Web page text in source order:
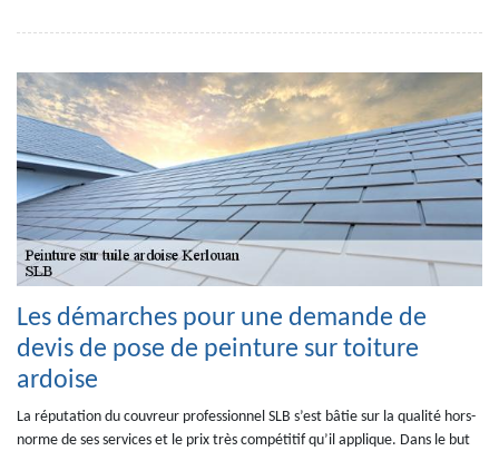
Les démarches pour une demande de
devis de pose de peinture sur toiture
ardoise
La réputation du couvreur professionnel SLB s’est bâtie sur la qualité hors-
norme de ses services et le prix très compétitif qu’il applique. Dans le but